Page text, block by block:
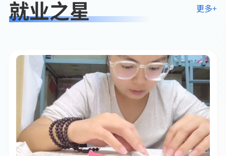
就业之星 更多+